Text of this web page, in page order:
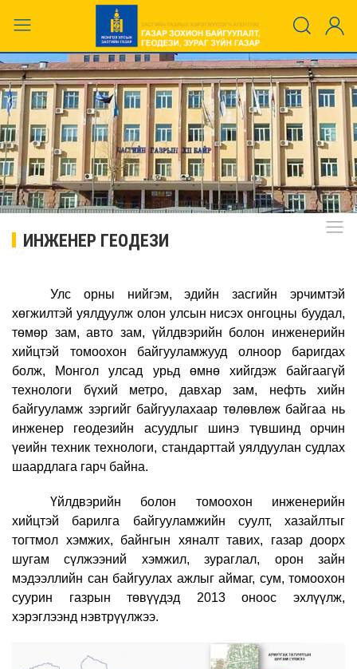
ИНЖЕНЕР ГЕОДЕЗИ
Улс орны нийгэм, эдийн засгийн эрчимтэй
хөгжилтэй уялдуулж олон улсын нисэх онгоцны буудал,
төмөр зам, авто зам, үйлдвэрийн болон инженерийн
хийцтэй томоохон байгууламжууд олноор баригдах
болж,
Монгол улсад урьд өмнө хийгдэж байгаагүй
технологи бүхий метро, давхар зам, нефть хийн
байгууламж зэргийг байгуулахаар төлөвлөж байгаа нь
инженер геодезийн асуудлыг шинэ түвшинд орчин
үеийн техник технологи, стандарттай уялдуулан судлах
шаардлага гарч байна.
Үйлдвэрийн болон томоохон инженерийн
хийцтэй барилга байгууламжийн суулт, хазайлтыг
тогтмол хэмжих, байнгын хяналт тавих, газар доорх
шугам сүлжээний хэмжил, зураглал, орон зайн
мэдээллийн сан байгуулах ажлыг аймаг, сум, томоохон
суурин газрын төвүүдэд 2013 оноос эхлүүлж,
хэрэглээнд нэвтрүүлжээ.